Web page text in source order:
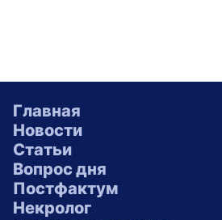
Главная
Новости
Статьи
Вопрос дня
Постфактум
Некролог